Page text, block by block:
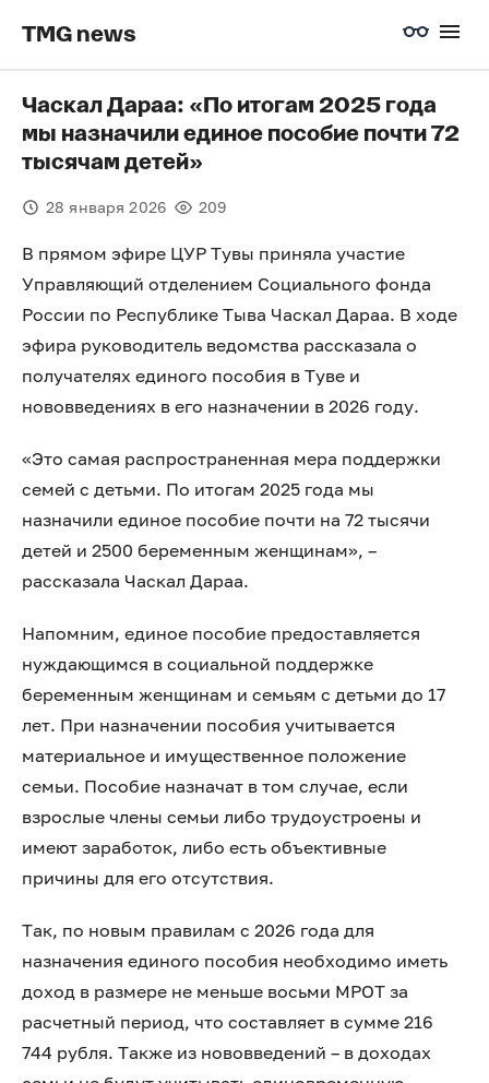
TMG news
Часкал Дараа: «По итогам 2025 года
мы назначили единое пособие почти 72
тысячам детей»
28 января 2026 209
В прямом эфире ЦУР Тувы приняла участие
Управляющий отделением Социального фонда
России по Республике Тыва Часкал Дараа. В ходе
эфира руководитель ведомства рассказала о
получателях единого пособия в Туве и
нововведениях в его назначении в 2026 году.
«Это самая распространенная мера поддержки
семей с детьми. По итогам 2025 года мы
назначили единое пособие почти на 72 тысячи
детей и 2500 беременным женщинам», –
рассказала Часкал Дараа.
Напомним, единое пособие предоставляется
нуждающимся в социальной поддержке
беременным женщинам и семьям с детьми до 17
лет. При назначении пособия учитывается
материальное и имущественное положение
семьи. Пособие назначат в том случае, если
взрослые члены семьи либо трудоустроены и
имеют заработок, либо есть объективные
причины для его отсутствия.
Так, по новым правилам с 2026 года для
назначения единого пособия необходимо иметь
доход в размере не меньше восьми МРОТ за
расчетный период, что составляет в сумме 216
744 рубля. Также из нововведений – в доходах